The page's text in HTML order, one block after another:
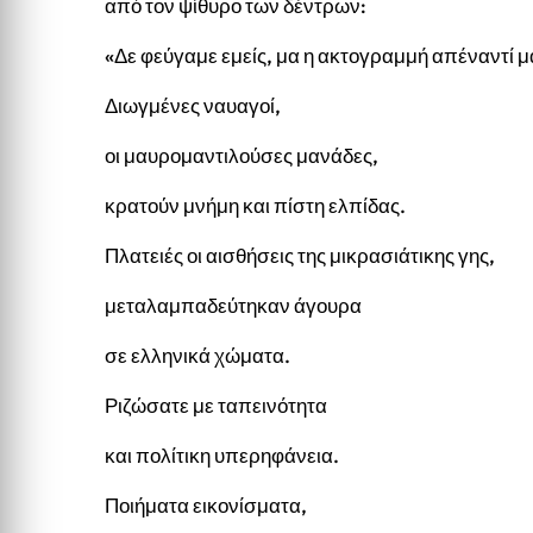
«Δε φεύγαμε εμείς, μα η ακτογραμμή απέναντί
Διωγμένες ναυαγοί,
οι μαυρομαντιλούσες μανάδες,
κρατούν μνήμη και πίστη ελπίδας.
Πλατειές οι αισθήσεις της μικρασιάτικης γης,
μεταλαμπαδεύτηκαν άγουρα
σε ελληνικά χώματα.
Ριζώσατε με ταπεινότητα
και πολίτικη υπερηφάνεια.
Ποιήματα εικονίσματα,